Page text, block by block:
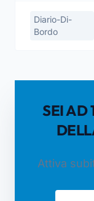
Diario-Di-
Bordo
SEI AD
Attiva